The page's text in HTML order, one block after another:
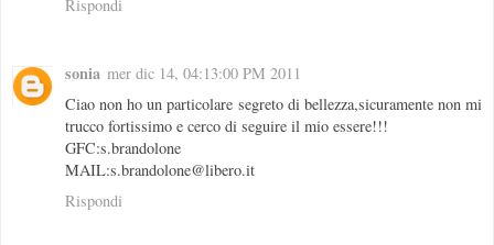
Rispondi
sonia mer dic 14, 04:13:00 PM 2011
Ciao non ho un particolare segreto di bellezza,sicuramente non mi
trucco fortissimo e cerco di seguire il mio essere!!!
GFC:s.brandolone
MAIL:s.brandolone@libero.it
Rispondi